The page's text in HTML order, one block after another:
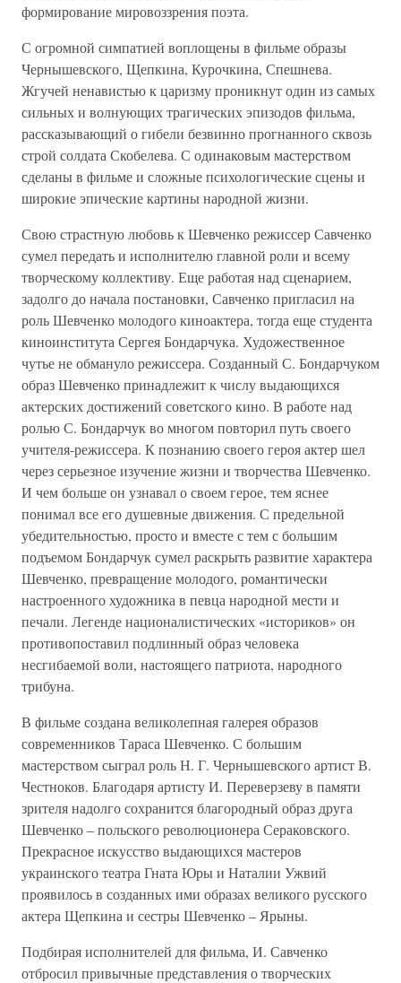
формирование мировоззрения поэта.
С огромной симпатией воплощены в фильме образы
Чернышевского, Щепкина, Курочкина, Спешнева.
Жгучей ненавистью к царизму проникнут один из самых
сильных и волнующих трагических эпизодов фильма,
рассказывающий о гибели безвинно прогнанного сквозь
строй солдата Скобелева. С одинаковым мастерством
сделаны в фильме и сложные психологические сцены и
широкие эпические картины народной жизни.
Свою страстную любовь к Шевченко режиссер Савченко
сумел передать и исполнителю главной роли и всему
творческому коллективу. Еще работая над сценарием,
задолго до начала постановки, Савченко пригласил на
роль Шевченко молодого киноактера, тогда еще студента
киноинститута Сергея Бондарчука. Художественное
чутье не обмануло режиссера. Созданный С. Бондарчуком
образ Шевченко принадлежит к числу выдающихся
актерских достижений советского кино. В работе над
ролью С. Бондарчук во многом повторил путь своего
учителя-режиссера. К познанию своего героя актер шел
через серьезное изучение жизни и творчества Шевченко.
И чем больше он узнавал о своем герое, тем яснее
понимал все его душевные движения. С предельной
убедительностью, просто и вместе с тем с большим
подъемом Бондарчук сумел раскрыть развитие характера
Шевченко, превращение молодого, романтически
настроенного художника в певца народной мести и
печали. Легенде националистических «историков» он
противопоставил подлинный образ человека
несгибаемой воли, настоящего патриота, народного
трибуна.
В фильме создана великолепная галерея образов
современников Тараса Шевченко. С большим
мастерством сыграл роль Н. Г. Чернышевского артист В.
Честноков. Благодаря артисту И. Переверзеву в памяти
зрителя надолго сохранится благородный образ друга
Шевченко – польского революционера Сераковского.
Прекрасное искусство выдающихся мастеров
украинского театра Гната Юры и Наталии Ужвий
проявилось в созданных ими образах великого русского
актера Щепкина и сестры Шевченко – Ярыны.
Подбирая исполнителей для фильма, И. Савченко
отбросил привычные представления о творческих